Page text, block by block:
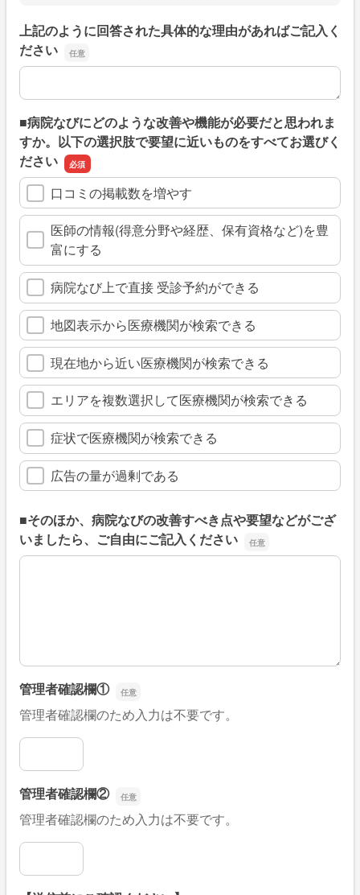
上記のように回答された具体的な理由があればご記入く
ださい
上記のように回答された具体的な理由があればご記入くだ
■病院なびにどのような改善や機能が必要だと思われま
すか。以下の選択肢で要望に近いものをすべてお選びく
ださい
口コミの掲載数を増やす
医師の情報(得意分野や経歴、保有資格など)を豊
富にする
病院なび上で直接 受診予約ができる
地図表示から医療機関が検索できる
現在地から近い医療機関が検索できる
エリアを複数選択して医療機関が検索できる
症状で医療機関が検索できる
広告の量が過剰である
■そのほか、病院なびの改善すべき点や要望などがござ
いましたら、ご自由にご記入ください
■そのほか、病院なびの改善すべき点や要望などがござい
管理者確認欄①
管理者確認欄のため入力は不要です。
管理者確認欄①
管理者確認欄②
管理者確認欄のため入力は不要です。
管理者確認欄②